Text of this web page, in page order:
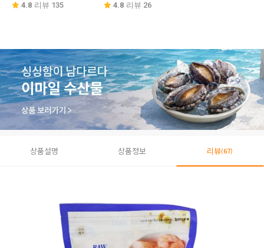
4.8 리뷰 135 4.8 리뷰 26
상품설명 상품정보 리뷰(67)